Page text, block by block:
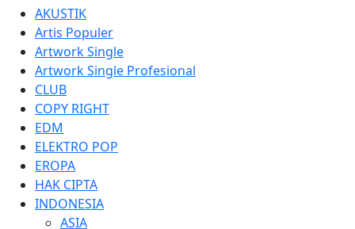
AKUSTIK
Artis Populer
Artwork Single
Artwork Single Profesional
CLUB
COPY RIGHT
EDM
ELEKTRO POP
EROPA
HAK CIPTA
INDONESIA
ASIA